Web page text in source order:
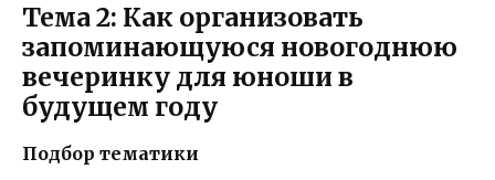
Тема 2: Как организовать
запоминающуюся новогоднюю
вечеринку для юноши в
будущем году
Подбор тематики